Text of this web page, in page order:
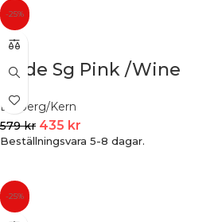
-25%
Aude Sg Pink /Wine
Dyrberg/Kern
579kr 435 kr
Beställningsvara 5-8 dagar.
-25%